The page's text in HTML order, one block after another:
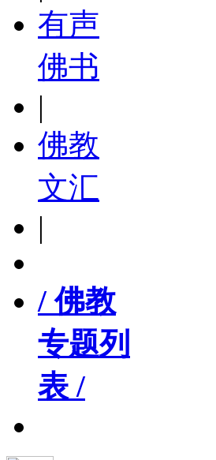
有声
佛书
|
佛教
文汇
|
/ 佛教
专题列
表 /